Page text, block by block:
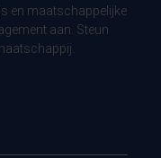
en maatschappelijke
aan. Steun